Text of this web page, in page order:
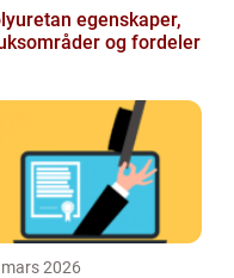
egenskaper,
og fordeler
2026